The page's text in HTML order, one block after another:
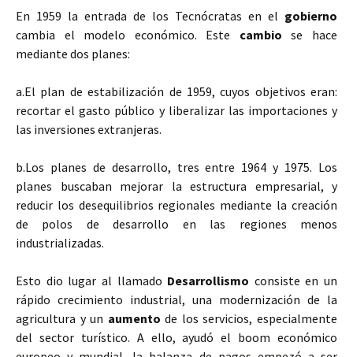
En 1959 la entrada de los Tecnócratas en el gobierno
cambia el modelo económico. Este cambio se hace
mediante dos planes:
a.El plan de estabilización de 1959, cuyos objetivos eran:
recortar el gasto público y liberalizar las importaciones y
las inversiones extranjeras.
b.Los planes de desarrollo, tres entre 1964 y 1975. Los
planes buscaban mejorar la estructura empresarial, y
reducir los desequilibrios regionales mediante la creación
de polos de desarrollo en las regiones menos
industrializadas.
Esto dio lugar al llamado Desarrollismo consiste en un
rápido crecimiento industrial, una modernización de la
agricultura y un aumento de los servicios, especialmente
del sector turístico. A ello, ayudó el boom económico